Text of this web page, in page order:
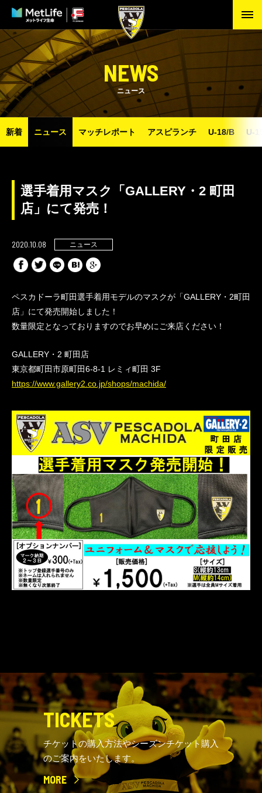
NEWS
ニュース
新着 ニュース マッチレポート アスピランチ U-18/B U-
選手着用マスク「GALLERY・2 町田
店」にて発売！
2020.10.08 ニュース
ペスカドーラ町田選手着用モデルのマスクが「GALLERY・2町田
店」にて発売開始しました！
数量限定となっておりますのでお早めにご来店ください！
GALLERY・2 町田店
東京都町田市原町田6-8-1 レミィ町田 3F
https://www.gallery2.co.jp/shops/machida/
TICKETS
チケットの購入方法やシーズンチケット購入
のご案内をいたします。
MORE